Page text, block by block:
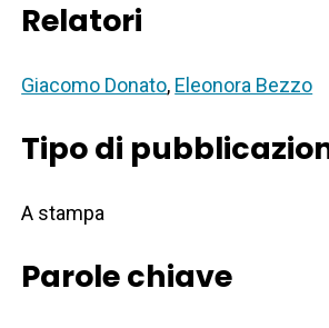
Relatori
Giacomo Donato, Eleonora Bezzo
Tipo di
A stampa
Parole chiave